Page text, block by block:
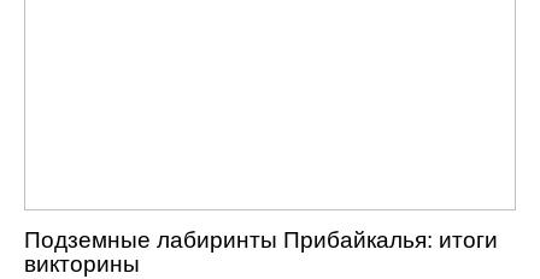
Подземные лабиринты Прибайкалья: итоги
викторины